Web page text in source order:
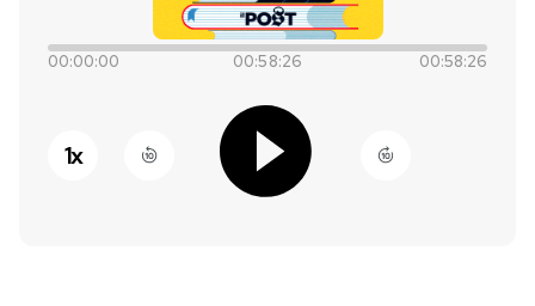
NEWSLETTER
00:00:00 00:58:26 00:58:26
1x